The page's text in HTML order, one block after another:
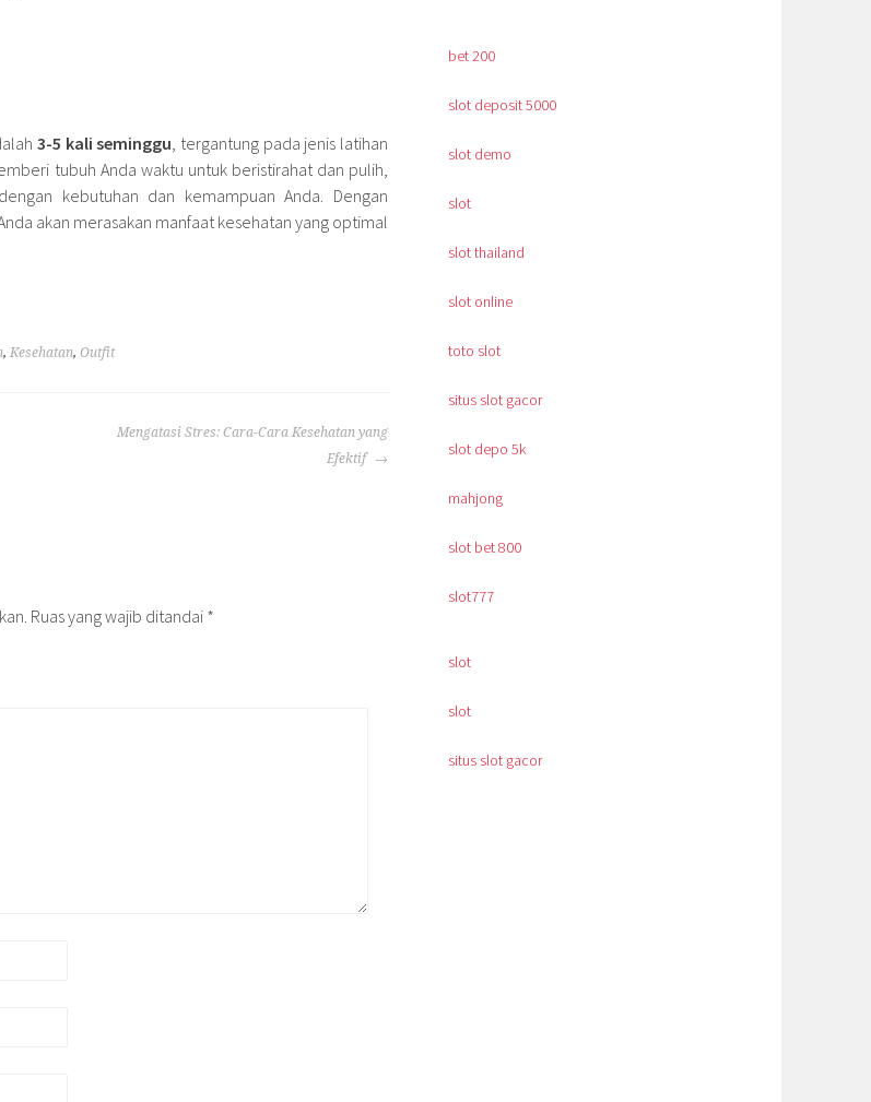
3-5 kali seminggu, tergantung pada jenis latihan
tubuh Anda waktu untuk beristirahat dan pulih,
kebutuhan dan kemampuan Anda. Dengan
akan merasakan manfaat kesehatan yang optimal
, Kesehatan, Outfit
Mengatasi Stres: Cara-Cara Kesehatan yang
Efektif
Ruas yang wajib ditandai *
bet 200
slot deposit 5000
slot demo
slot
slot thailand
slot online
toto slot
situs slot gacor
slot depo 5k
mahjong
slot bet 800
slot777
slot
slot
situs slot gacor